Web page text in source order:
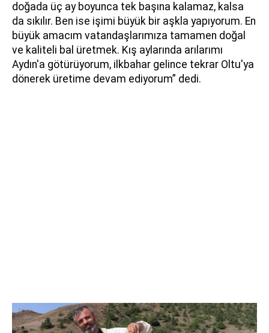
doğada üç ay boyunca tek başına kalamaz, kalsa
da sıkılır. Ben ise işimi büyük bir aşkla yapıyorum. En
büyük amacım vatandaşlarımıza tamamen doğal
ve kaliteli bal üretmek. Kış aylarında arılarımı
Aydın'a götürüyorum, ilkbahar gelince tekrar Oltu'ya
dönerek üretime devam ediyorum” dedi.